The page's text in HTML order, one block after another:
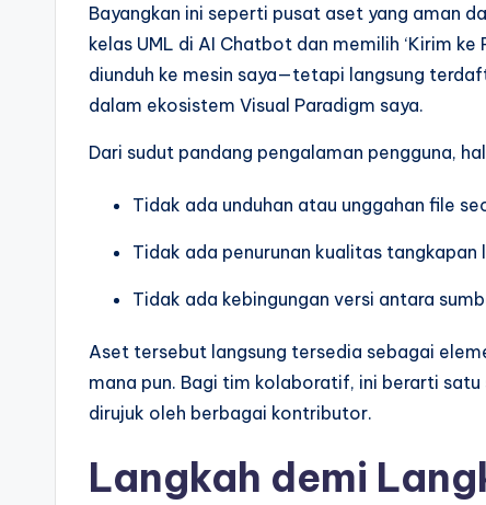
Bayangkan ini seperti pusat aset yang aman
kelas UML di AI Chatbot dan memilih ‘Kirim
diunduh ke mesin saya—tetapi langsung
dalam ekosistem Visual Paradigm saya.
Dari sudut pandang pengalaman pengguna,
Tidak ada unduhan atau unggahan file
Tidak ada penurunan kualitas tangkapan
Tidak ada kebingungan versi antara
Aset tersebut langsung tersedia sebagai
mana pun. Bagi tim kolaboratif, ini berarti
dirujuk oleh berbagai kontributor.
Langkah demi